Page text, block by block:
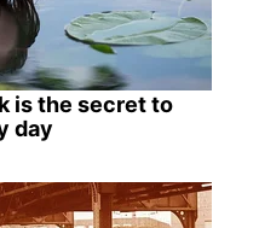
is the secret to
day